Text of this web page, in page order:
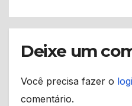
Deixe um
Você precisa fazer o
comentário.